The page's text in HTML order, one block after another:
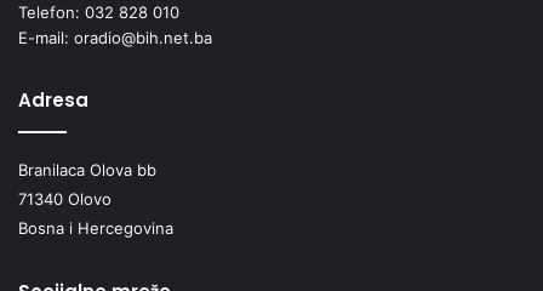
Telefon: 032 828 010
E-mail: oradio@bih.net.ba
Adresa
Branilaca Olova bb
71340 Olovo
Bosna i Hercegovina